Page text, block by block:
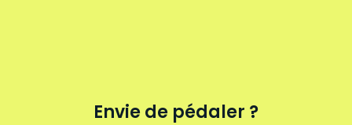
Envie de pédaler ?